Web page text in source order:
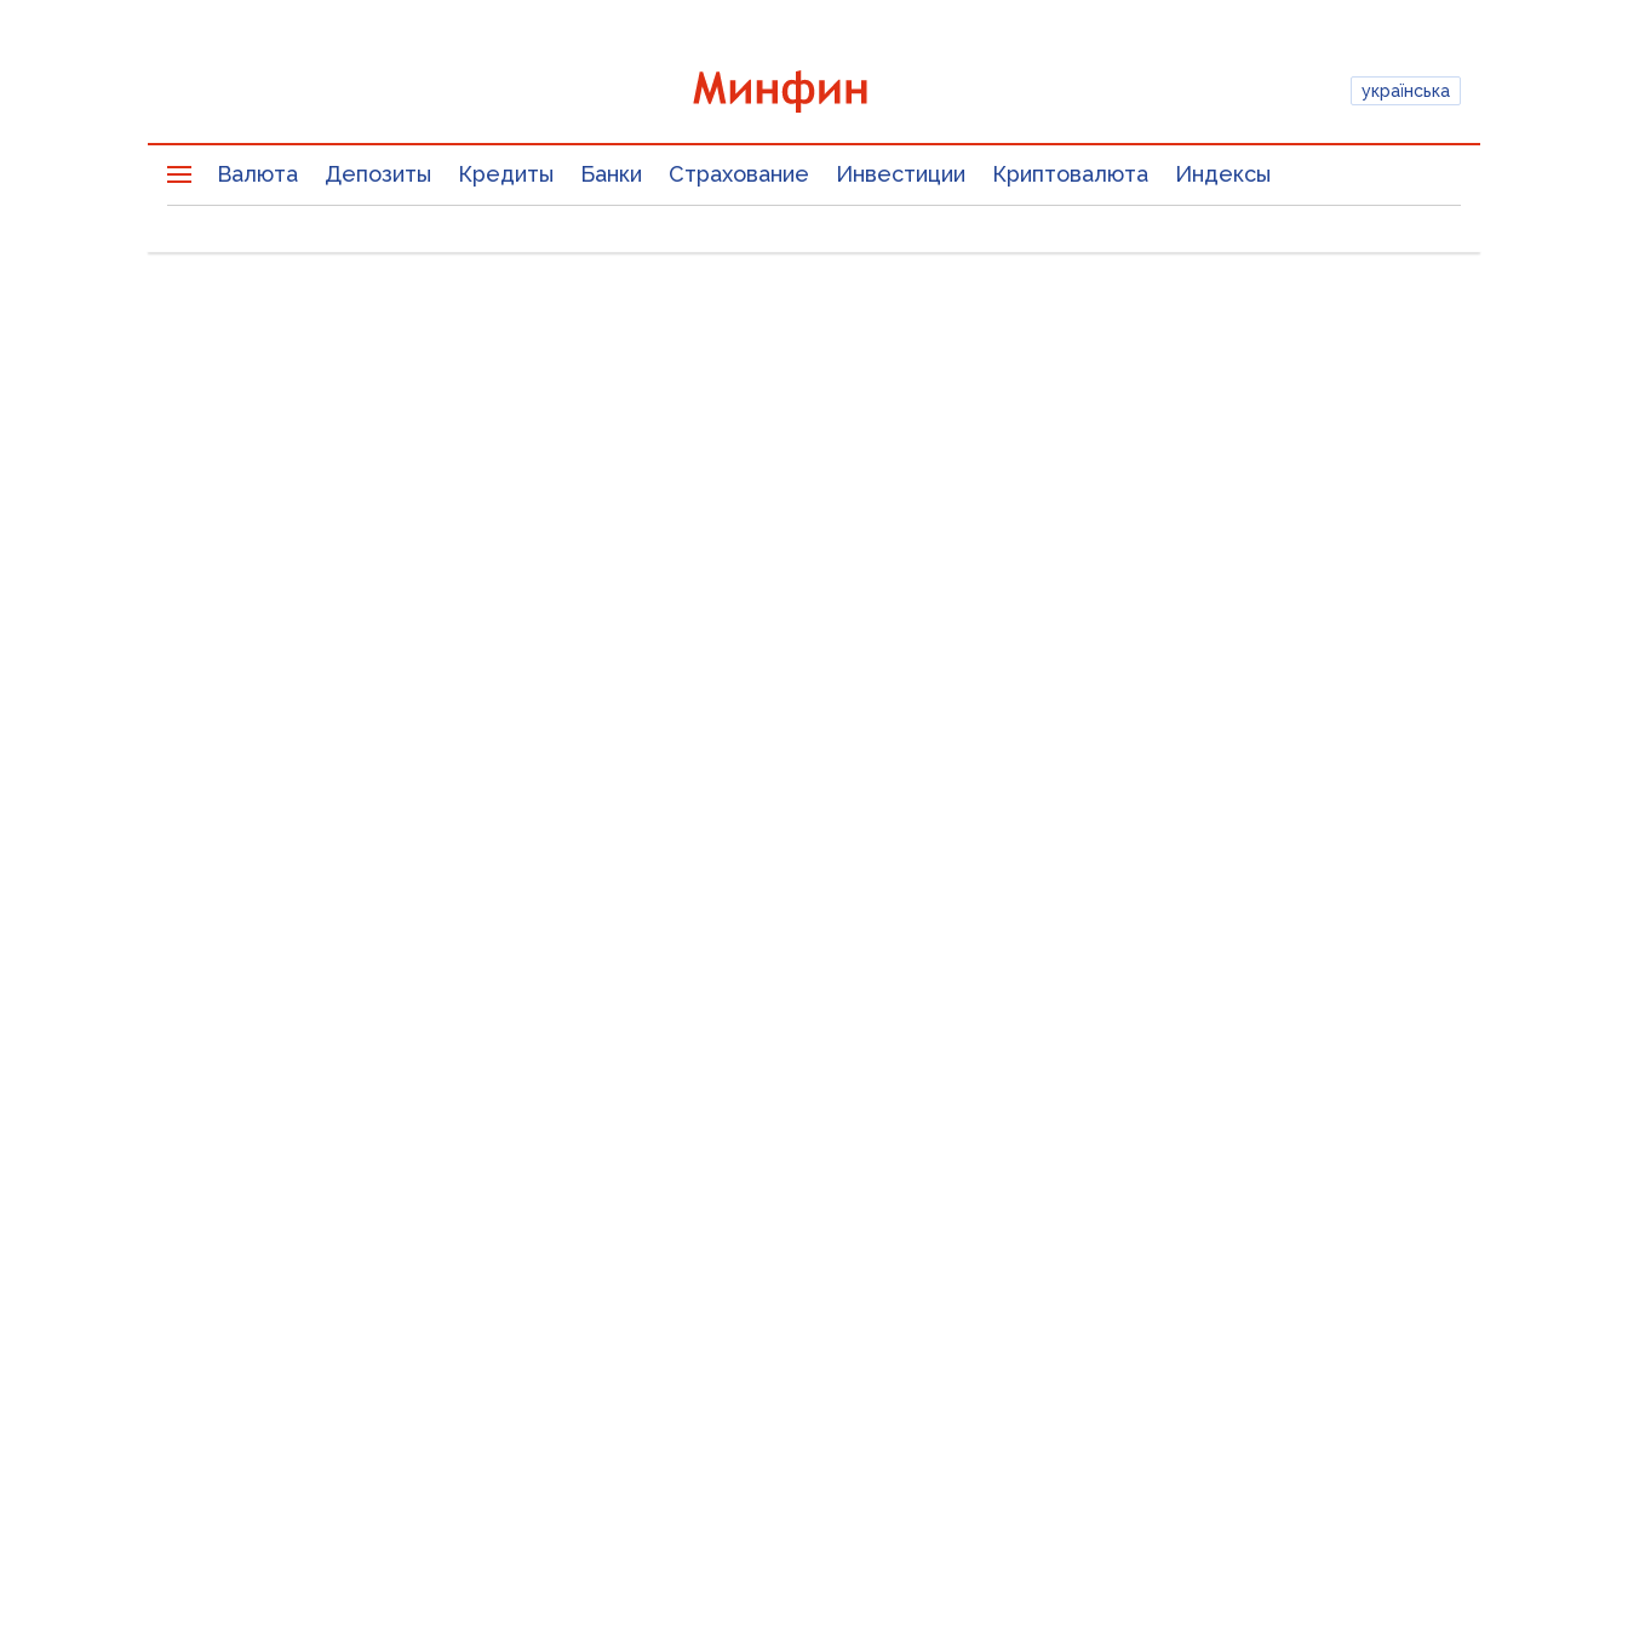
українська
Валюта Депозиты Кредиты Банки Страхование Инвестиции Криптовалюта Индексы